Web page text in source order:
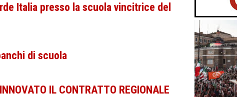
Italia presso la scuola vincitrice del
di scuola
IL CONTRATTO REGIONALE